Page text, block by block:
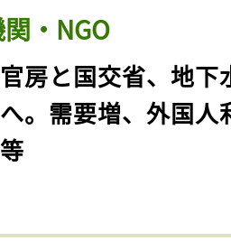
・NGO
官房と国交省、地下
。需要増、外国人